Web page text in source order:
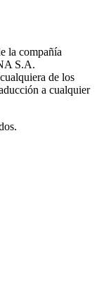
la compañía
S.A.
de los
a cualquier